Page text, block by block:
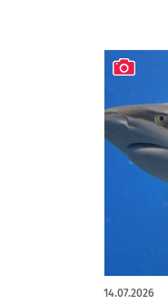
14.07.2026
artykuł z